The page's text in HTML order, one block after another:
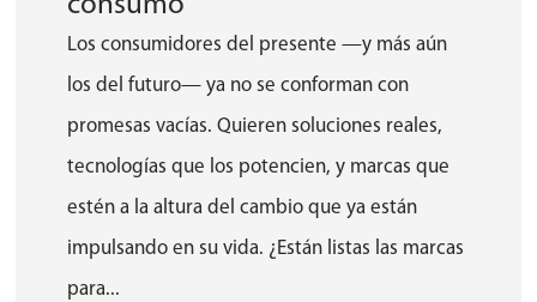
Los consumidores del presente —y más aún
los del futuro— ya no se conforman con
promesas vacías. Quieren soluciones reales,
tecnologías que los potencien, y marcas que
estén a la altura del cambio que ya están
impulsando en su vida. ¿Están listas las marcas
para...